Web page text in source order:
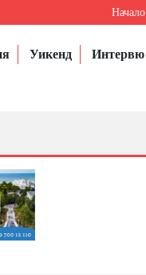
Начало
Уикенд Интервю